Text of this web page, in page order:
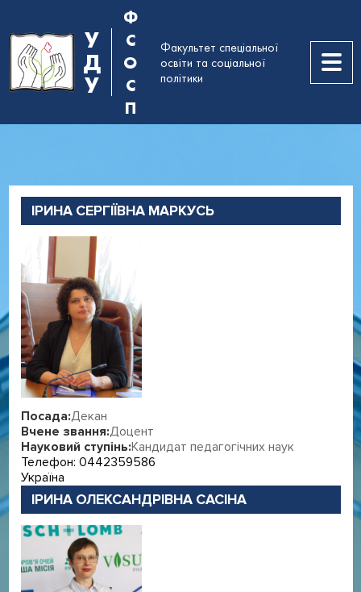
У
Д
У
Ф
С
О
С
П
Факультет спеціальної
освіти та соціальної
політики
Таблиця контактів,
ІРИНА СЕРГІЇВНА МАРКУСЬ
Посада:Декан
Вчене звання:Доцент
Науковий ступінь:Кандидат педагогічних наук
Телефон: 0442359586
Україна
ІРИНА ОЛЕКСАНДРІВНА САСІНА